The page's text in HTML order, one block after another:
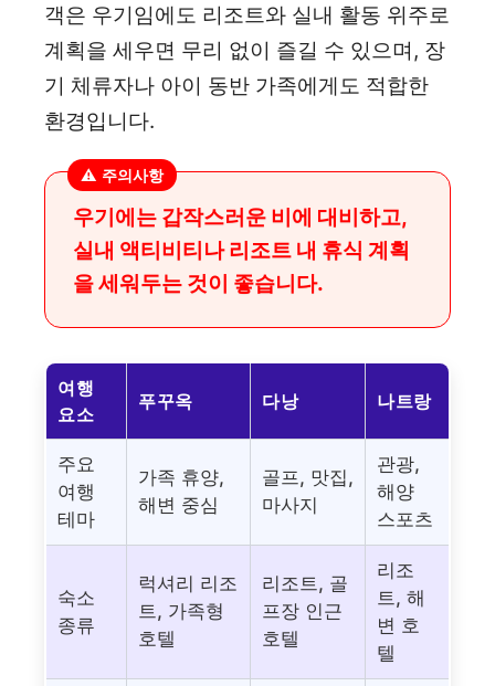
객은 우기임에도 리조트와 실내 활동 위주로
계획을 세우면 무리 없이 즐길 수 있으며, 장
기 체류자나 아이 동반 가족에게도 적합한
환경입니다.
⚠️ 주의사항
우기에는 갑작스러운 비에 대비하고,
실내 액티비티나 리조트 내 휴식 계획
을 세워두는 것이 좋습니다.
여행
요소
푸꾸옥 다낭 나트랑
주요
여행
테마
가족 휴양,
해변 중심
골프, 맛집,
마사지
관광,
해양
스포츠
숙소
종류
럭셔리 리조
트, 가족형
호텔
리조트, 골
프장 인근
호텔
리조
트, 해
변 호
텔